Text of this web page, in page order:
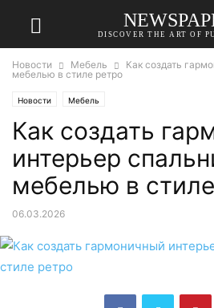
DISCOVER THE ART OF
Новости Мебель
Как создать
мебелью в стиле ретро
Новости Мебель
Как создать
интерьер
мебелью в
06.03.2026